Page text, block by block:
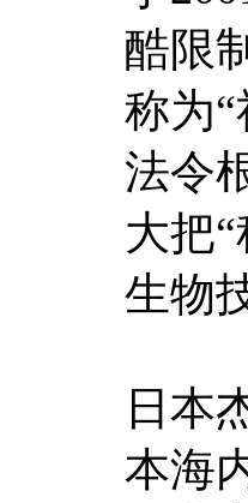
酷限
称为
法令
大把
生物
日本
本海